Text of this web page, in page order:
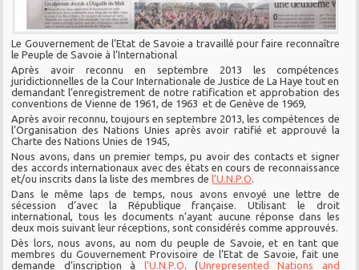
Le Gouvernement de l’Etat de Savoie a travaillé pour faire reconnaître
le Peuple de Savoie à l’International
Après avoir reconnu en septembre 2013 les compétences
juridictionnelles de la Cour Internationale de Justice de La Haye tout en
demandant l’enregistrement de notre ratification et approbation des
conventions de Vienne de 1961, de 1963 et de Genève de 1969,
Après avoir reconnu, toujours en septembre 2013, les compétences de
l’Organisation des Nations Unies après avoir ratifié et approuvé la
Charte des Nations Unies de 1945,
Nous avons, dans un premier temps, pu avoir des contacts et signer
des accords internationaux avec des états en cours de reconnaissance
et/ou inscrits dans la liste des membres de l’U.N.P.O.
Dans le même laps de temps, nous avons envoyé une lettre de
sécession d’avec la République française. Utilisant le droit
international, tous les documents n’ayant aucune réponse dans les
deux mois suivant leur réceptions, sont considérés comme approuvés.
Dès lors, nous avons, au nom du peuple de Savoie, et en tant que
membres du Gouvernement Provisoire de l’Etat de Savoie, fait une
demande d’inscription à
l’U.N.P.O. (Unrepresented Nations and